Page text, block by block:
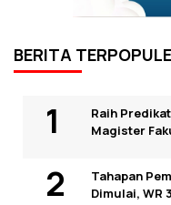
BERITA
Raih
Magister
Tahapan
Dimulai, WR